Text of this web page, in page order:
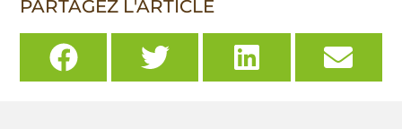
PARTAGEZ L'ARTICLE